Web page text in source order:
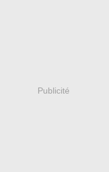
Publicité